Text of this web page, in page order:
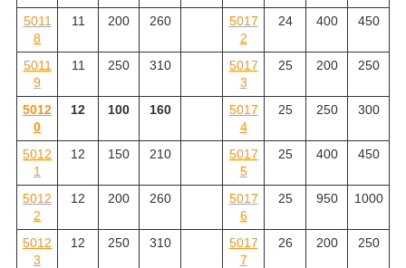
5011
8
11 200 260
5017
2
24 400 450
5011
9
11 250 310
5017
3
25 200 250
5012
0
12 100 160
5017
4
25 250 300
5012
1
12 150 210
5017
5
25 400 450
5012
2
12 200 260
5017
6
25 950 1000
5012
3
12 250 310
5017
7
26 200 250